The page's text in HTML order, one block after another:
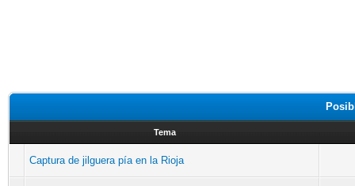
Tema
Captura de jilguera pía en la Rioja